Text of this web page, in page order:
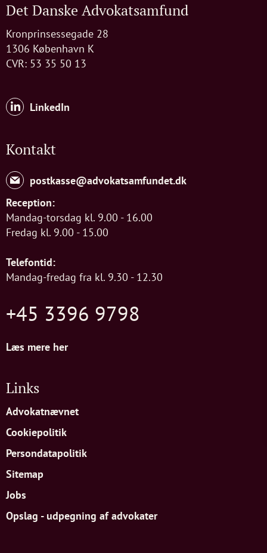
Det Danske Advokatsamfund
Kronprinsessegade 28
1306 København K
CVR: 53 35 50 13
LinkedIn
Kontakt
postkasse@advokatsamfundet.dk
Reception:
Mandag-torsdag kl. 9.00 - 16.00
Fredag kl. 9.00 - 15.00
Telefontid:
Mandag-fredag fra kl. 9.30 - 12.30
+45 3396 9798
Læs mere her
Links
Advokatnævnet
Cookiepolitik
Persondatapolitik
Sitemap
Jobs
Opslag - udpegning af advokater